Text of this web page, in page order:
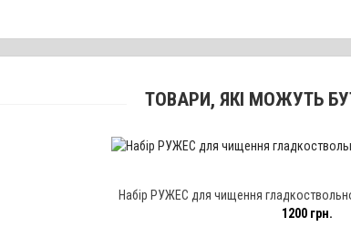
ТОВАРИ, ЯКІ МОЖУТЬ
Набір РУЖЕС для чищення
1200 грн.